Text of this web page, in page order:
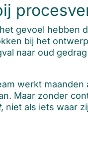
gevoel hebben
bij het
naar oud
werkt
Maar zonder
, niet als iets waar